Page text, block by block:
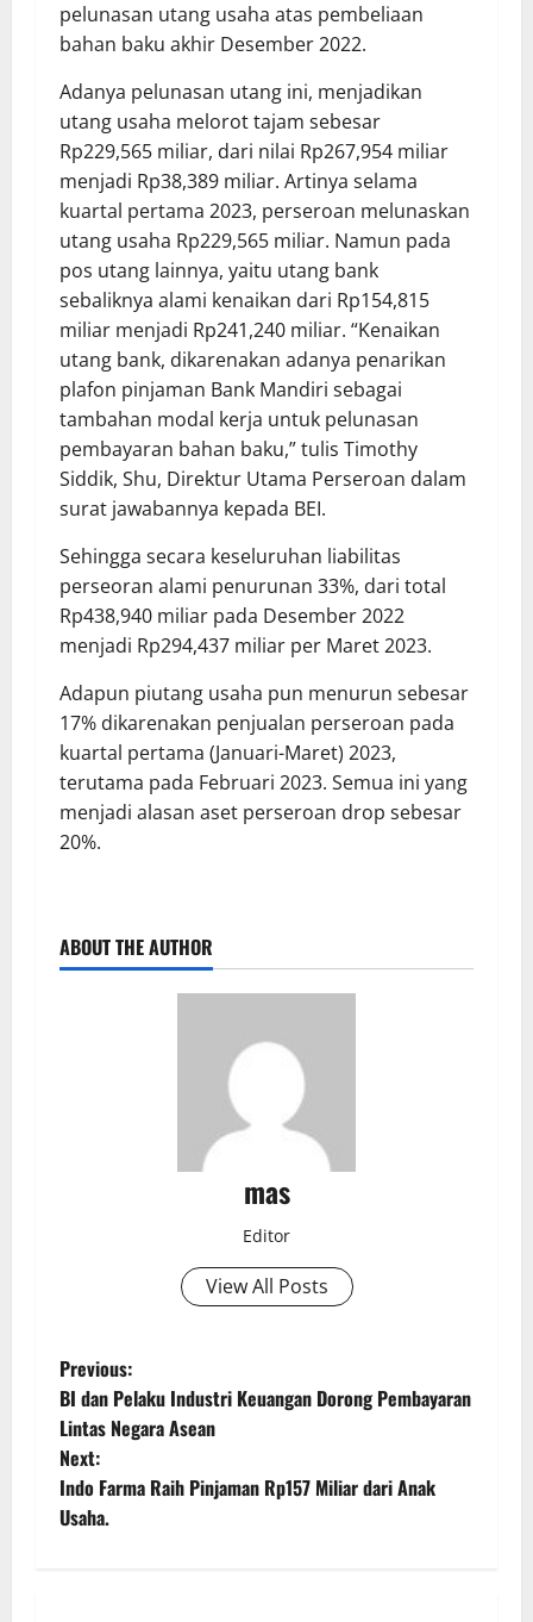
pelunasan utang usaha atas pembeliaan
bahan baku akhir Desember 2022.
Adanya pelunasan utang ini, menjadikan
utang usaha melorot tajam sebesar
Rp229,565 miliar, dari nilai Rp267,954 miliar
menjadi Rp38,389 miliar. Artinya selama
kuartal pertama 2023, perseroan melunaskan
utang usaha Rp229,565 miliar. Namun pada
pos utang lainnya, yaitu utang bank
sebaliknya alami kenaikan dari Rp154,815
miliar menjadi Rp241,240 miliar. “Kenaikan
utang bank, dikarenakan adanya penarikan
plafon pinjaman Bank Mandiri sebagai
tambahan modal kerja untuk pelunasan
pembayaran bahan baku,” tulis Timothy
Siddik, Shu, Direktur Utama Perseroan dalam
surat jawabannya kepada BEI.
Sehingga secara keseluruhan liabilitas
perseoran alami penurunan 33%, dari total
Rp438,940 miliar pada Desember 2022
menjadi Rp294,437 miliar per Maret 2023.
Adapun piutang usaha pun menurun sebesar
17% dikarenakan penjualan perseroan pada
kuartal pertama (Januari-Maret) 2023,
terutama pada Februari 2023. Semua ini yang
menjadi alasan aset perseroan drop sebesar
20%.
ABOUT THE AUTHOR
mas
Editor
View All Posts
Previous:
BI dan Pelaku Industri Keuangan Dorong Pembayaran
Lintas Negara Asean
Next:
Indo Farma Raih Pinjaman Rp157 Miliar dari Anak
Usaha.